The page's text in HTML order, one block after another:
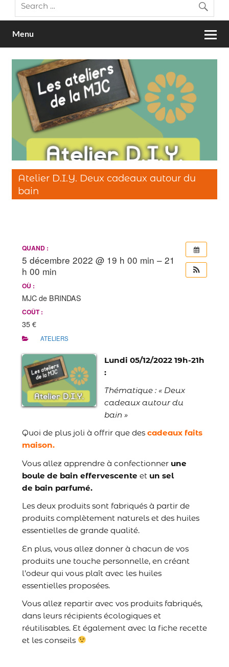
Menu
Atelier D.I.Y. Deux cadeaux autour du
bain
QUAND :
5 décembre 2022 @ 19 h 00 min – 21
h 00 min
OÙ :
MJC de BRINDAS
COÛT :
35 €
ATELIERS
Lundi 05/12/2022 19h-21h
:
Thématique : « Deux
cadeaux autour du
bain »
Quoi de plus joli à offrir que des cadeaux faits
maison.
Vous allez apprendre à confectionner une
boule de bain effervescente et un sel
de bain parfumé.
Les deux produits sont fabriqués à partir de
produits complètement naturels et des huiles
essentielles de grande qualité.
En plus, vous allez donner à chacun de vos
produits une touche personnelle, en créant
l’odeur qui vous plaît avec les huiles
essentielles proposées.
Vous allez repartir avec vos produits fabriqués,
dans leurs récipients écologiques et
réutilisables. Et également avec la fiche recette
et les conseils